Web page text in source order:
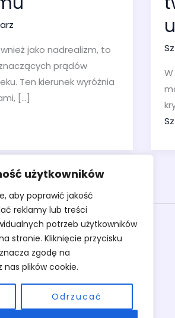
użytkowników
aby poprawić jakość
reklamy lub treści
potrzeb użytkowników
stronie. Kliknięcie przycisku
zgodę na
nas plików cookie.
Odrzucać
jako nadrealizm, to
prądów
Ten kierunek wyróżnia
[…]